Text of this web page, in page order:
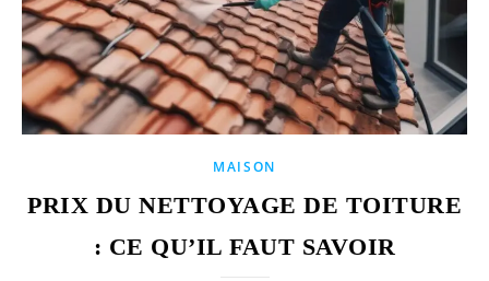
MAISON
PRIX DU NETTOYAGE DE TOITURE
: CE QU’IL FAUT SAVOIR